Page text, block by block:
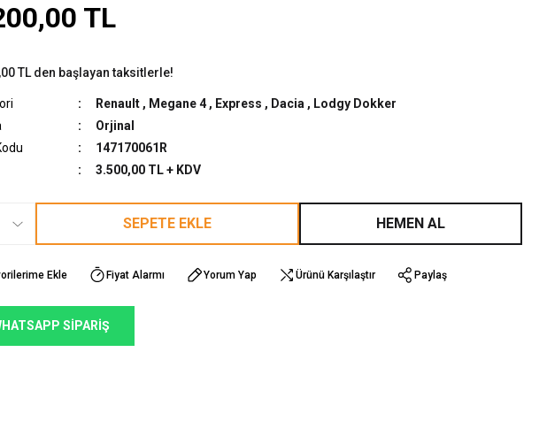
TL
TL den başlayan taksitlerle!
Renault , Megane 4 , Express , Dacia , Lodgy Dokker
Orjinal
147170061R
3.500,00 TL + KDV
SEPETE EKLE HEMEN AL
Fiyat Alarmı Yorum Yap Ürünü Karşılaştır Paylaş
SİPARİŞ